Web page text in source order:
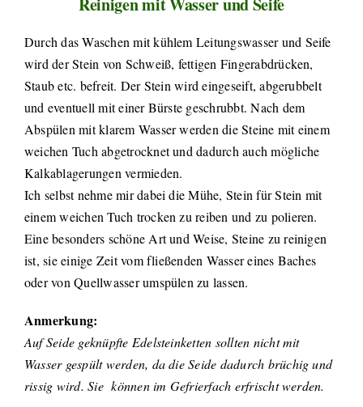
Durch das Waschen mit kühlem Leitungswasser und Seife
wird der Stein von Schweiß, fettigen Fingerabdrücken,
Staub etc. befreit. Der Stein wird eingeseift, abgerubbelt
und eventuell mit einer Bürste geschrubbt. Nach dem
Abspülen mit klarem Wasser werden die Steine mit einem
weichen Tuch abgetrocknet und dadurch auch mögliche
Kalkablagerungen vermieden.
Ich selbst nehme mir dabei die Mühe, Stein für Stein mit
einem weichen Tuch trocken zu reiben und zu polieren.
Eine besonders schöne Art und Weise, Steine zu reinigen
ist, sie einige Zeit vom fließenden Wasser eines Baches
oder von Quellwasser umspülen zu lassen.
Anmerkung:
Auf Seide geknüpfte Edelsteinketten sollten nicht mit
Wasser gespült werden, da die Seide dadurch brüchig und
rissig wird. Sie können im Gefrierfach erfrischt werden.